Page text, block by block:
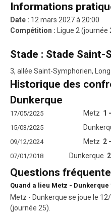
Informations
Date : 12 mars 2027 à 20:00
Compétition : Ligue 2 (journée
Stade : Stade Saint-
3, allée Saint-Symphorien,
Historique des
Dunkerque
17/05/2025 Metz 1
15/03/2025
09/12/2024
Metz 2
07/01/2018
Dunkerque
Questions
Quand a lieu Metz - Dunkerque
Metz - Dunkerque se joue le
(journée 25).